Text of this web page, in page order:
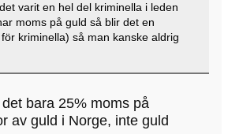
varit en hel del kriminella i leden
moms på guld så blir det en
kriminella) så man kanske aldrig
bara 25% moms på
av guld i Norge, inte guld